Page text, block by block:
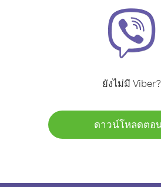
ยังไม่มี Viber?
ดาวน์โหลดตอ